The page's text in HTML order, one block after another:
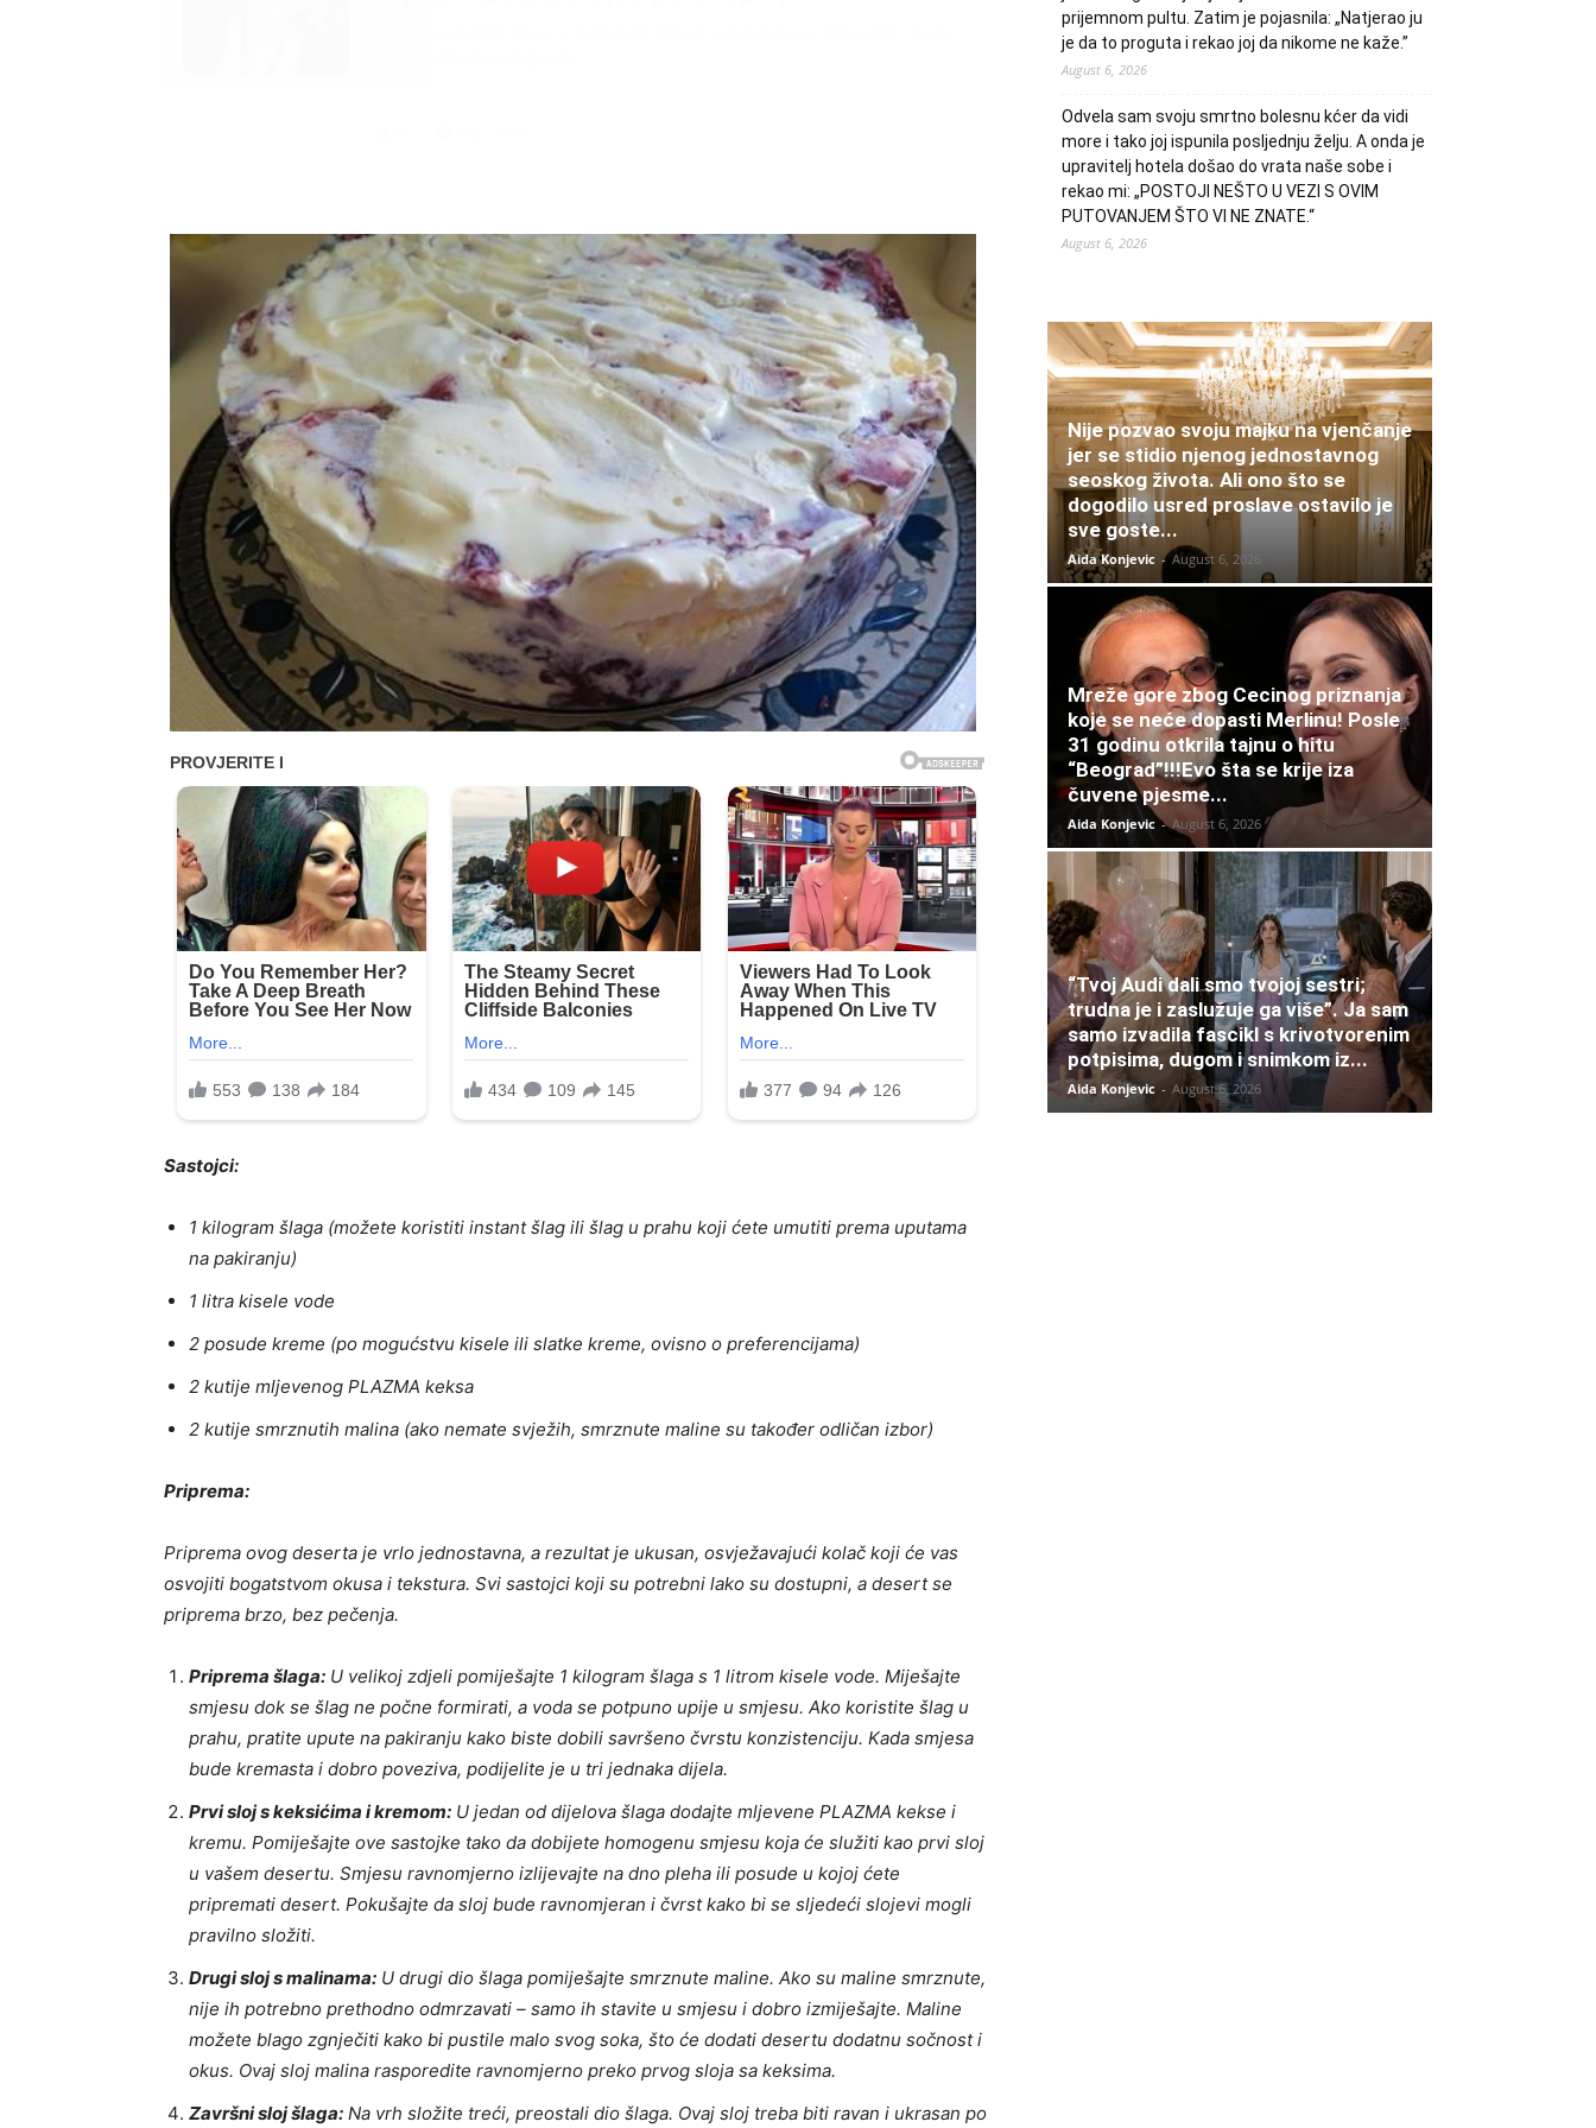
Sastojci:
1 kilogram šlaga (možete koristiti instant šlag ili šlag u prahu koji ćete umutiti prema uputama
na pakiranju)
1 litra kisele vode
2 posude kreme (po mogućstvu kisele ili slatke kreme, ovisno o preferencijama)
2 kutije mljevenog PLAZMA keksa
2 kutije smrznutih malina (ako nemate svježih, smrznute maline su također odličan izbor)
Priprema:
Priprema ovog deserta je vrlo jednostavna, a rezultat je ukusan, osvježavajući kolač koji će vas
osvojiti bogatstvom okusa i tekstura. Svi sastojci koji su potrebni lako su dostupni, a desert se
priprema brzo, bez pečenja.
Priprema šlaga: U velikoj zdjeli pomiješajte 1 kilogram šlaga s 1 litrom kisele vode. Miješajte
smjesu dok se šlag ne počne formirati, a voda se potpuno upije u smjesu. Ako koristite šlag u
prahu, pratite upute na pakiranju kako biste dobili savršeno čvrstu konzistenciju. Kada smjesa
bude kremasta i dobro poveziva, podijelite je u tri jednaka dijela.
Prvi sloj s keksićima i kremom: U jedan od dijelova šlaga dodajte mljevene PLAZMA kekse i
kremu. Pomiješajte ove sastojke tako da dobijete homogenu smjesu koja će služiti kao prvi sloj
u vašem desertu. Smjesu ravnomjerno izlijevajte na dno pleha ili posude u kojoj ćete
pripremati desert. Pokušajte da sloj bude ravnomjeran i čvrst kako bi se sljedeći slojevi mogli
pravilno složiti.
Drugi sloj s malinama: U drugi dio šlaga pomiješajte smrznute maline. Ako su maline smrznute,
nije ih potrebno prethodno odmrzavati – samo ih stavite u smjesu i dobro izmiješajte. Maline
možete blago zgnječiti kako bi pustile malo svog soka, što će dodati desertu dodatnu sočnost i
okus. Ovaj sloj malina rasporedite ravnomjerno preko prvog sloja sa keksima.
Završni sloj šlaga: Na vrh složite treći, preostali dio šlaga. Ovaj sloj treba biti ravan i ukrasan po
prijemnom pultu. Zatim je pojasnila: „Natjerao ju
je da to proguta i rekao joj da nikome ne kaže.”
August 6, 2026
Odvela sam svoju smrtno bolesnu kćer da vidi
more i tako joj ispunila posljednju želju. A onda je
upravitelj hotela došao do vrata naše sobe i
rekao mi: „POSTOJI NEŠTO U VEZI S OVIM
PUTOVANJEM ŠTO VI NE ZNATE.“
August 6, 2026
Nije pozvao svoju majku na vjenčanje
jer se stidio njenog jednostavnog
seoskog života. Ali ono što se
dogodilo usred proslave ostavilo je
sve goste...
Aida Konjevic - August 6, 2026
Mreže gore zbog Cecinog priznanja
koje se neće dopasti Merlinu! Posle
31 godinu otkrila tajnu o hitu
“Beograd”!!!Evo šta se krije iza
čuvene pjesme...
Aida Konjevic - August 6, 2026
“Tvoj Audi dali smo tvojoj sestri;
trudna je i zaslužuje ga više”. Ja sam
samo izvadila fascikl s krivotvorenim
potpisima, dugom i snimkom iz...
Aida Konjevic - August 6, 2026